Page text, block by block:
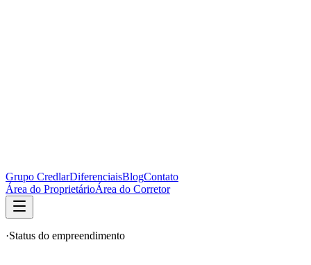
Grupo CredlarDiferenciaisBlogContato
Área do ProprietárioÁrea do Corretor
·Status do empreendimento